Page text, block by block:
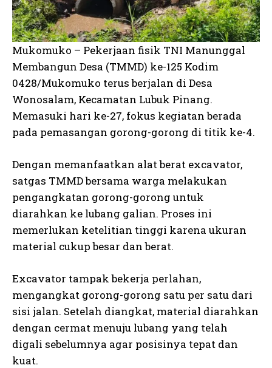
Mukomuko – Pekerjaan fisik TNI Manunggal
Membangun Desa (TMMD) ke-125 Kodim
0428/Mukomuko terus berjalan di Desa
Wonosalam, Kecamatan Lubuk Pinang.
Memasuki hari ke-27, fokus kegiatan berada
pada pemasangan gorong-gorong di titik ke-4.
Dengan memanfaatkan alat berat excavator,
satgas TMMD bersama warga melakukan
pengangkatan gorong-gorong untuk
diarahkan ke lubang galian. Proses ini
memerlukan ketelitian tinggi karena ukuran
material cukup besar dan berat.
Excavator tampak bekerja perlahan,
mengangkat gorong-gorong satu per satu dari
sisi jalan. Setelah diangkat, material diarahkan
dengan cermat menuju lubang yang telah
digali sebelumnya agar posisinya tepat dan
kuat.